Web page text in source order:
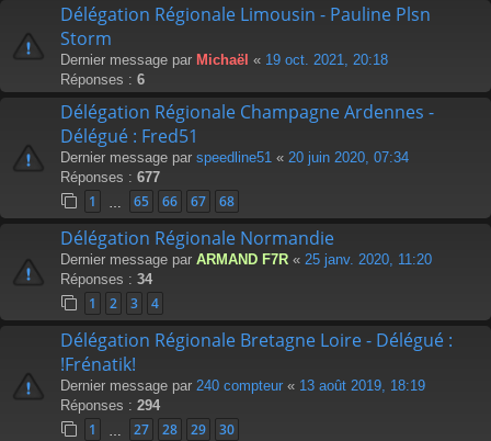
Délégation Régionale Limousin - Pauline Plsn
Storm
Dernier message par Michaël « 19 oct. 2021, 20:18
Réponses : 6
Délégation Régionale Champagne Ardennes -
Délégué : Fred51
Dernier message par speedline51 « 20 juin 2020, 07:34
Réponses : 677
1 65 66 67 68
Délégation Régionale Normandie
Dernier message par ARMAND F7R « 25 janv. 2020, 11:20
Réponses : 34
1 2 3 4
Délégation Régionale Bretagne Loire - Délégué :
!Frénatik!
Dernier message par 240 compteur « 13 août 2019, 18:19
Réponses : 294
1 27 28 29 30